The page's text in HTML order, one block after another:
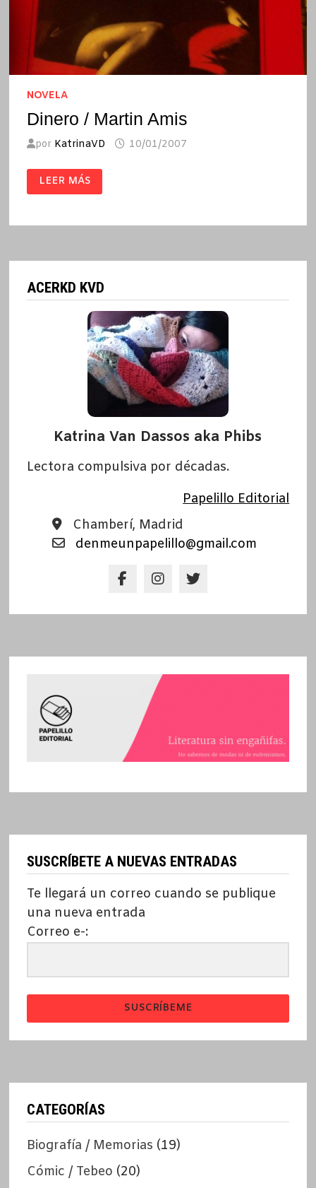
NOVELA
Dinero / Martin Amis
por KatrinaVD 10/01/2007
DINERO
/
MARTIN
LEER MÁS
ACERKD KVD
Katrina Van Dassos aka Phibs
Lectora compulsiva por décadas.
Papelillo Editorial
Chamberí, Madrid
denmeunpapelillo@gmail.com
SUSCRÍBETE A NUEVAS ENTRADAS
Te llegará un correo cuando se publique
una nueva entrada
Correo e-:
SUSCRÍBEME
CATEGORÍAS
Biografía / Memorias (19)
Cómic / Tebeo (20)